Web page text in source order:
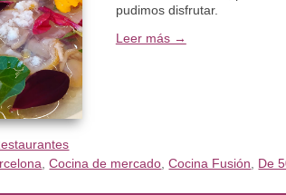
pudimos disfrutar.
Leer más →
,Cocina de mercado ,Cocina Fusión De